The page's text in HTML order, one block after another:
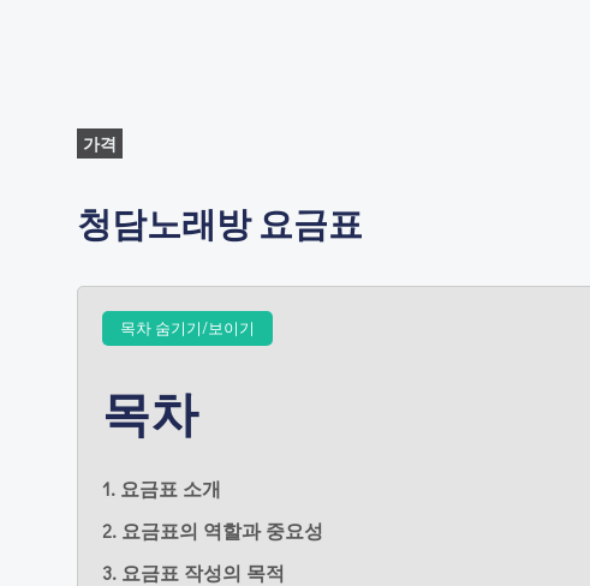
가격
청담노래방 요금표
목차 숨기기/보이기
목차
1. 요금표 소개
2. 요금표의 역할과 중요성
3. 요금표 작성의 목적